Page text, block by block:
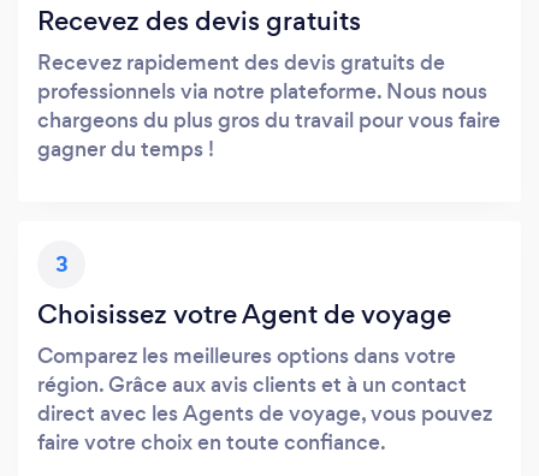
Recevez des devis gratuits
Recevez rapidement des devis gratuits de
professionnels via notre plateforme. Nous nous
chargeons du plus gros du travail pour vous faire
gagner du temps !
3
Choisissez votre Agent de voyage
Comparez les meilleures options dans votre
région. Grâce aux avis clients et à un contact
direct avec les Agents de voyage, vous pouvez
faire votre choix en toute confiance.